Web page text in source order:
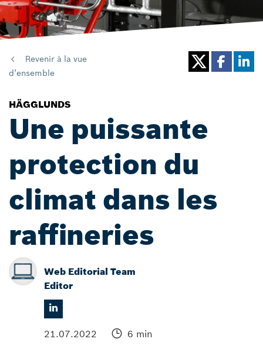
Revenir à la vue
d’ensemble
HÄGGLUNDS
Une puissante
protection du
climat dans les
raffineries
Web Editorial Team
Editor
21.07.2022 6 min